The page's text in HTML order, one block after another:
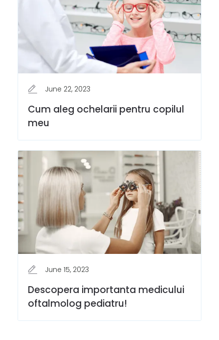
June 22, 2023
Cum aleg ochelarii pentru copilul
meu
June 15, 2023
Descopera importanta medicului
oftalmolog pediatru!